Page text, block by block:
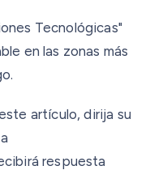
Tecnológicas"
en las zonas más
artículo, dirija su
respuesta